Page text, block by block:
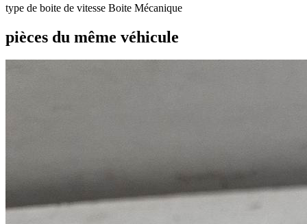
type de boite de vitesse Boite Mécanique
pièces du même véhicule